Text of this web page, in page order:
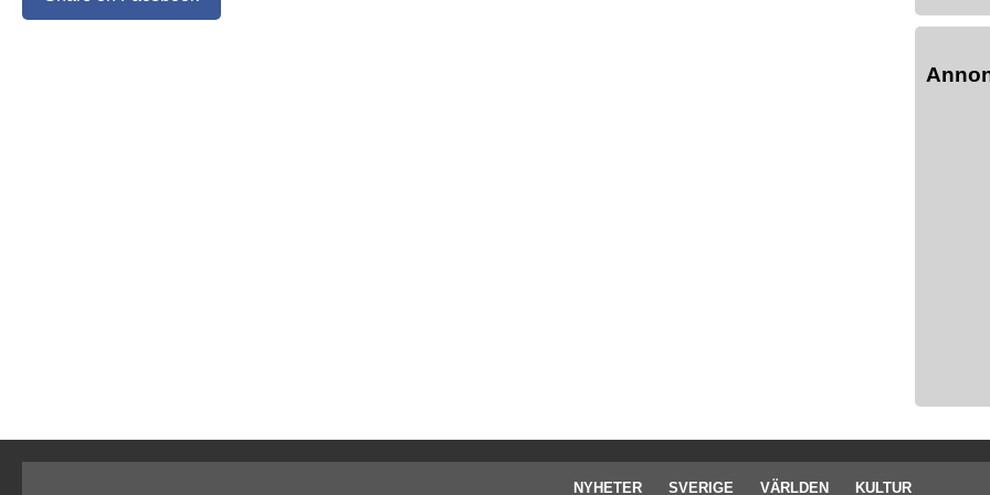
NYHETER SVERIGE VÄRLDEN KULTUR